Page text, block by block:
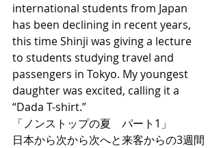
international students from Japan
has been declining in recent years,
this time Shinji was giving a lecture
to students studying travel and
passengers in Tokyo. My youngest
daughter was excited, calling it a
“Dada T-shirt.”
「ノンストップの夏　パート1」
日本から次から次へと来客からの3週間